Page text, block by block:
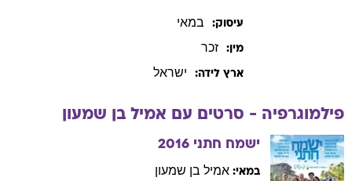
עיסוק: במאי
מין: זכר
ארץ לידה: ישראל
פילמוגרפיה - סרטים עם אמיל בן שמעון
ישמח חתני 2016
במאי: אמיל בן שמעון